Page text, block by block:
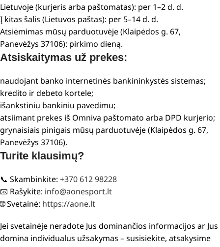
Lietuvoje (kurjeris arba paštomatas): per 1–2 d. d.
Į kitas šalis (Lietuvos paštas): per 5–14 d. d.
Atsiėmimas mūsų parduotuvėje (Klaipėdos g. 67,
Panevėžys 37106): pirkimo dieną.
Atsiskaitymas už prekes:
naudojant banko internetinės bankininkystės sistemas;
kredito ir debeto kortele;
išankstiniu bankiniu pavedimu;
atsiimant prekes iš Omniva paštomato arba DPD kurjerio;
grynaisiais pinigais mūsų parduotuvėje (Klaipėdos g. 67,
Panevėžys 37106).
Turite klausimų?
📞 Skambinkite: +370 612 98228
📧 Rašykite: info@aonesport.lt
🌐 Svetainė: https://aone.lt
Jei svetainėje neradote Jus dominančios informacijos ar Jus
domina individualus užsakymas – susisiekite, atsakysime